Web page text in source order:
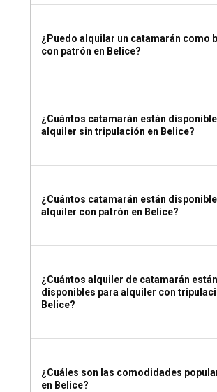
¿Puedo alquilar un catamarán como
con patrón en Belice?
¿Cuántos catamarán están
alquiler sin tripulación en Belice?
¿Cuántos catamarán están
alquiler con patrón en Belice?
¿Cuántos alquiler de catamarán están
disponibles para alquiler con
Belice?
¿Cuáles son las comodidades
en Belice?